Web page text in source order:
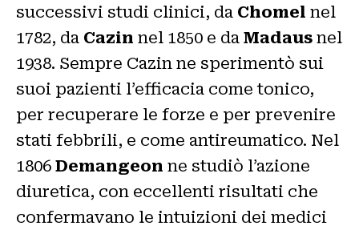
successivi studi clinici, da Chomel nel
1782, da Cazin nel 1850 e da Madaus nel
1938. Sempre Cazin ne sperimentò sui
suoi pazienti l’efficacia come tonico,
per recuperare le forze e per prevenire
stati febbrili, e come antireumatico. Nel
1806 Demangeon ne studiò l’azione
diuretica, con eccellenti risultati che
confermavano le intuizioni dei medici